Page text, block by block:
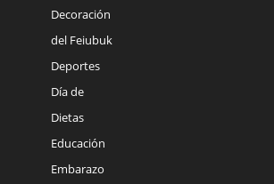
Decoración
del Feiubuk
Deportes
Día de
Dietas
Educación
Embarazo